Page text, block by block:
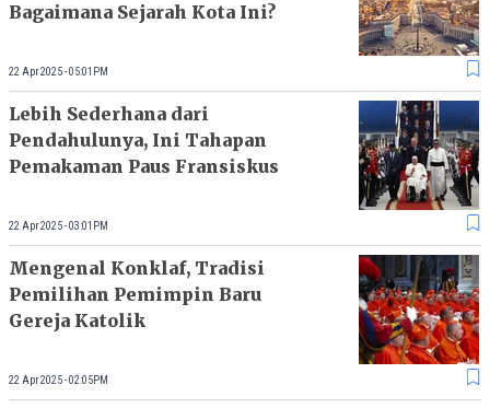
Bagaimana Sejarah Kota Ini?
22 Apr 2025 - 05:01PM
Lebih Sederhana dari
Pendahulunya, Ini Tahapan
Pemakaman Paus Fransiskus
22 Apr 2025 - 03:01PM
Mengenal Konklaf, Tradisi
Pemilihan Pemimpin Baru
Gereja Katolik
22 Apr 2025 - 02:05PM